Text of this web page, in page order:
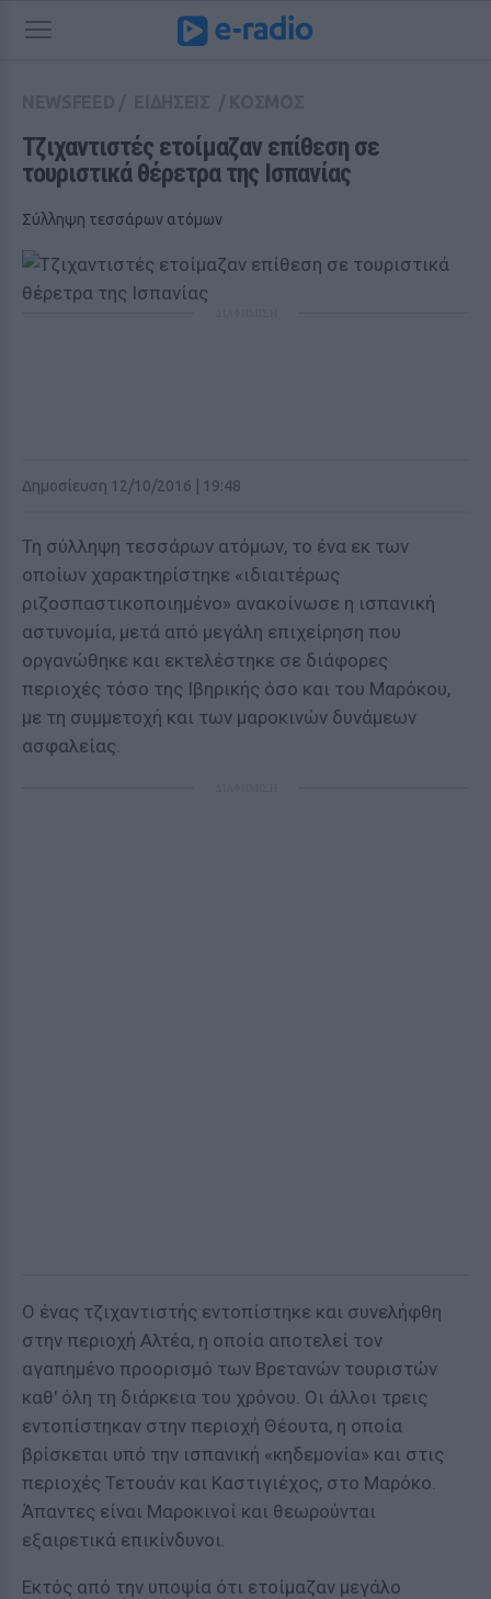
Τζιχαντιστές ετοίμαζαν επίθεση σε
τουριστικά θέρετρα της Ισπανίας
Σύλληψη τεσσάρων ατόμων
Δημοσίευση 12/10/2016 | 19:48
Τη σύλληψη τεσσάρων ατόμων, το ένα εκ των
οποίων χαρακτηρίστηκε «ιδιαιτέρως
ριζοσπαστικοποιημένο» ανακοίνωσε η ισπανική
αστυνομία, μετά από μεγάλη επιχείρηση που
οργανώθηκε και εκτελέστηκε σε διάφορες
περιοχές τόσο της Ιβηρικής όσο και του Μαρόκου,
με τη συμμετοχή και των μαροκινών δυνάμεων
ασφαλείας.
Ο ένας τζιχαντιστής εντοπίστηκε και συνελήφθη
στην περιοχή Αλτέα, η οποία αποτελεί τον
αγαπημένο προορισμό των Βρετανών τουριστών
καθ' όλη τη διάρκεια του χρόνου. Οι άλλοι τρεις
εντοπίστηκαν στην περιοχή Θέουτα, η οποία
βρίσκεται υπό την ισπανική «κηδεμονία» και στις
περιοχές Τετουάν και Καστιγιέχος, στο Μαρόκο.
Άπαντες είναι Μαροκινοί και θεωρούνται
εξαιρετικά επικίνδυνοι.
Εκτός από την υποψία ότι ετοίμαζαν μεγάλο